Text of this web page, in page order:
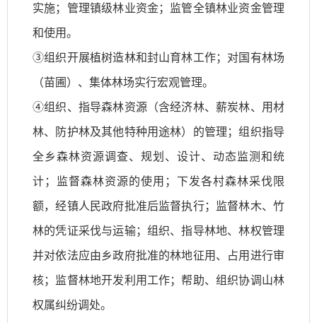
实施；管理镇级林业资金；监管全镇林业资金管理
和使用。
③组织开展植树造林和封山育林工作；对国有林场
（苗圃）、集体林场实行宏观管理。
④组织、指导森林资源（含经济林、薪炭林、用材
林、防护林及其他特种用途林）的管理；组织指导
全乡森林资源调查、规划、设计、动态监测和统
计；监督森林资源的使用；下发各村森林采伐限
额，经镇人民政府批准后监督执行；监督林木、竹
林的凭证采伐与运输；组织、指导林地、林权管理
并对依法应由乡政府批准的林地征用、占用进行审
核；监督林地开发利用工作；帮助、组织协调山林
权属纠纷调处。